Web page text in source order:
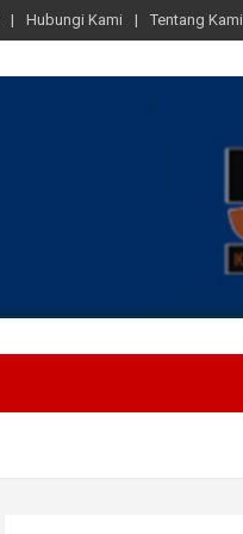
Hubungi Kami Tentang Kami